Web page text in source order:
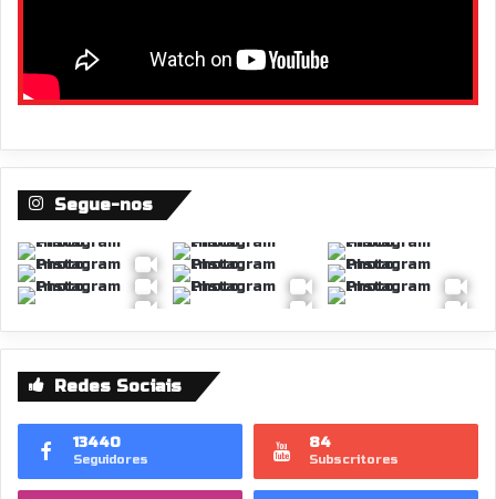
Segue-nos
Redes Sociais
13440
Seguidores
84
Subscritores